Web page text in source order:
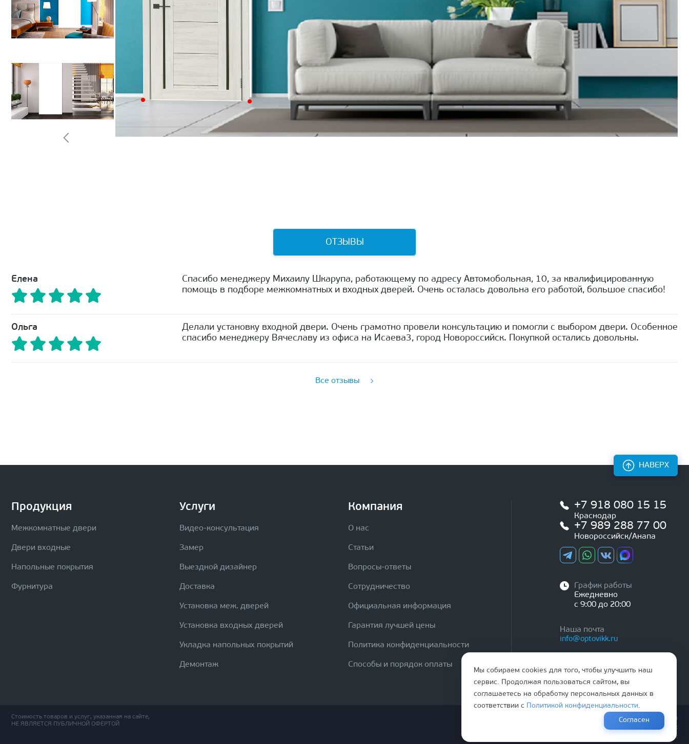
ОТЗЫВЫ
Елена
Спасибо менеджеру Михаилу Шкарупа, работающему по адресу Автомобольная, 10, за квалифицированную
помощь в подборе межкомнатных и входных дверей. Очень осталась довольна его работой, большое спасибо!
Ольга
Делали установку входной двери. Очень грамотно провели консультацию и помогли с выбором двери. Особенное
спасибо менеджеру Вячеславу из офиса на Исаева3, город Новороссийск. Покупкой остались довольны.
Все отзывы
Продукция
Межкомнатные двери
Двери входные
Напольные покрытия
Фурнитура
Услуги
Видео-консультация
Замер
Выездной дизайнер
Доставка
Установка меж. дверей
Установка входных дверей
Укладка напольных покрытий
Демонтаж
Компания
О нас
Статьи
Вопросы-ответы
Сотрудничество
Официальная информация
Гарантия лучшей цены
Политика конфиденциальности
Способы и порядок оплаты
+7 918 080 15 15
Краснодар
+7 989 288 77 00
Новороссийск/Анапа
График работы
Ежедневно
с 9:00 до 20:00
Наша почта
info@optovikk.ru
НАВЕРХ
Стоимость товаров и услуг, указанная на сайте,
НЕ ЯВЛЯЕТСЯ ПУБЛИЧНОЙ ОФЕРТОЙ
Правила эксплутации входных и межкомнатных дверей
Политика обработки персональных данных
Согласие на обработку персональных данных
Мы собираем cookies для того, чтобы улучшить наш
сервис. Продолжая пользоваться сайтом, вы
соглашаетесь на обработку персональных данных в
соответствии с
Политикой конфиденциальности.
Согласен